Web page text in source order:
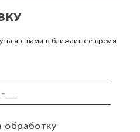
с вами в ближайшее время
обработку